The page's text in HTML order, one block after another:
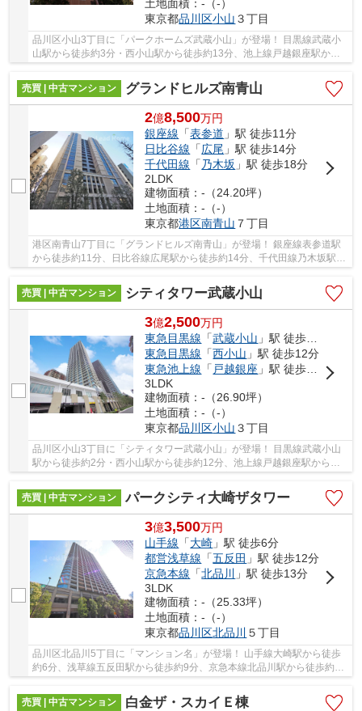
土地面積：-（-）
東京都品川区小山 ３丁目
品川区小山3丁目に「パークホームズ武蔵小山」が登場！ 目黒線武蔵小
山駅から徒歩約3分・西小山駅から徒歩約13分、池上線戸越銀座駅から
売買 | 中古マンション
グランドヒルズ南青山
2億8,500万円
銀座線 「表参道 」駅 徒歩11分
日比谷線 「広尾 」駅 徒歩14分
千代田線 「 乃木坂 」駅 徒歩18分
2LDK
建物面積：-（24.20坪）
土地面積：-（-）
東京都港区南青山 ７丁目
港区南青山7丁目に「グランドヒルズ南青山」が登場！ 銀座線表参道駅
から徒歩約11分、日比谷線広尾駅から徒歩約14分、千代田線乃木坂駅か
売買 | 中古マンション
シティタワー武蔵小山
3億2,500万円
東急目黒線 「武蔵小山 」駅 徒歩2分
東急目黒線 「西小山 」駅 徒歩12分
東急池上線 「 戸越銀座 」駅 徒歩14分
3LDK
建物面積：-（26.90坪）
土地面積：-（-）
東京都品川区小山 ３丁目
品川区小山3丁目に「シティタワー武蔵小山」が登場！ 目黒線武蔵小山
駅から徒歩約2分・西小山駅から徒歩約12分、池上線戸越銀座駅から徒
歩約14分。 2路線3駅利用可能な大変便利な立地...
売買 | 中古マンション
パークシティ大崎ザタワー
3億3,500万円
山手線 「大崎 」駅 徒歩6分
都営浅草線 「五反田 」駅 徒歩12分
京急本線 「北品川
」駅 徒歩13分
3LDK
建物面積：-（25.33坪）
土地面積：-（-）
東京都品川区北品川 ５丁目
品川区北品川5丁目に「マンション名」が登場！ 山手線大崎駅から徒歩
約6分、浅草線五反田駅から徒歩約9分、京急本線北品川駅から徒歩約13
分。 6路線3駅利用可能な大変便利な立地に位置...
売買 | 中古マンション
白金ザ・スカイＥ棟